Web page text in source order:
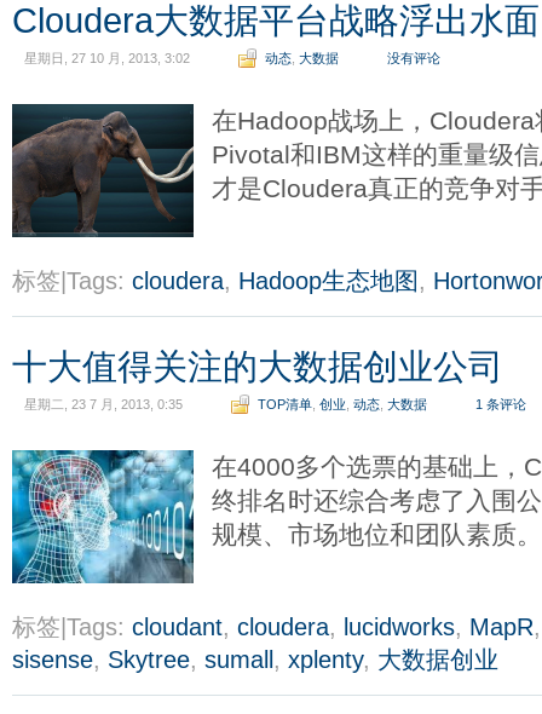
Cloudera大数据平台战略浮出水
星期日, 27 10 月, 2013, 3:02 动态 大数据 没有评论
在Hadoop战场上，
Pivotal和IBM这样的重量级
才是Cloudera真正的竞争对
标签|Tags: cloudera, Hadoop生态地图 ,
十大值得关注的大数据创业公司
星期二, 23 7 月, 2013, 0:35 TOP清单 创业 动态 大数据 1 条评论
在4000多个选票的基础上，
终排名时还综合考虑了入围
规模、市场地位和团队素质
标签|Tags: cloudant, cloudera, lucidworks, MapR
sisense, Skytree, sumall , xplenty, 大数据创业